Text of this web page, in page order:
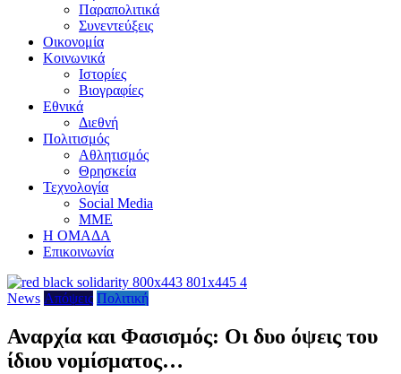
Παραπολιτικά
Συνεντεύξεις
Οικονομία
Κοινωνικά
Ιστορίες
Βιογραφίες
Εθνικά
Διεθνή
Πολιτισμός
Αθλητισμός
Θρησκεία
Τεχνολογία
Social Media
ΜΜΕ
Η ΟΜΑΔΑ
Επικοινωνία
News Απόψεις Πολιτική
Αναρχία και Φασισμός: Οι δυο όψεις του
ίδιου νομίσματος…